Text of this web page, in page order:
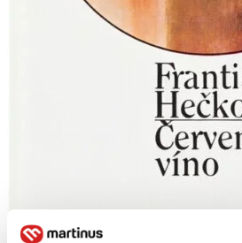
Červené víno